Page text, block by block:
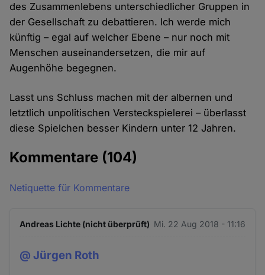
des Zusammenlebens unterschiedlicher Gruppen in
der Gesellschaft zu debattieren. Ich werde mich
künftig – egal auf welcher Ebene – nur noch mit
Menschen auseinandersetzen, die mir auf
Augenhöhe begegnen.
Lasst uns Schluss machen mit der albernen und
letztlich unpolitischen Versteckspielerei – überlasst
diese Spielchen besser Kindern unter 12 Jahren.
Kommentare (104)
Netiquette für Kommentare
Andreas Lichte (nicht überprüft) Mi. 22 Aug 2018 - 11:16
@ Jürgen Roth